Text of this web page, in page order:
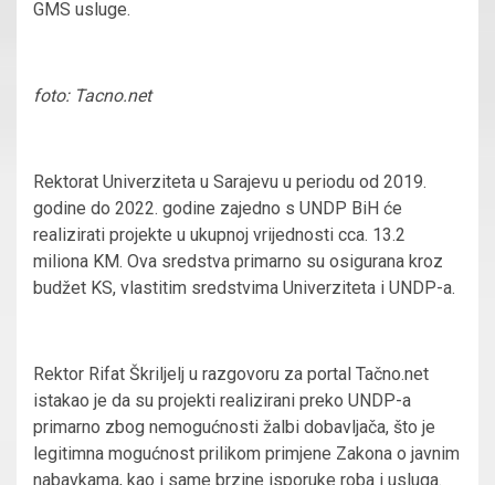
GMS usluge.
foto: Tacno.net
Rektorat Univerziteta u Sarajevu u periodu od 2019.
godine do 2022. godine zajedno s UNDP BiH će
realizirati projekte u ukupnoj vrijednosti cca. 13.2
miliona KM. Ova sredstva primarno su osigurana kroz
budžet KS, vlastitim sredstvima Univerziteta i UNDP-a.
Rektor Rifat Škriljelj u razgovoru za portal Tačno.net
istakao je da su projekti realizirani preko UNDP-a
primarno zbog nemogućnosti žalbi dobavljača, što je
legitimna mogućnost prilikom primjene Zakona o javnim
nabavkama, kao i same brzine isporuke roba i usluga.